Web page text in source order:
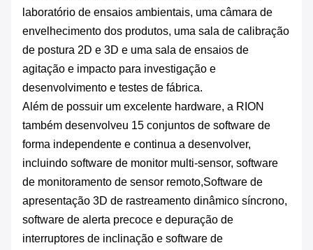
laboratório de ensaios ambientais, uma câmara de
envelhecimento dos produtos, uma sala de calibração
de postura 2D e 3D e uma sala de ensaios de
agitação e impacto para investigação e
desenvolvimento e testes de fábrica.
Além de possuir um excelente hardware, a RION
também desenvolveu 15 conjuntos de software de
forma independente e continua a desenvolver,
incluindo software de monitor multi-sensor, software
de monitoramento de sensor remoto,Software de
apresentação 3D de rastreamento dinâmico síncrono,
software de alerta precoce e depuração de
interruptores de inclinação e software de